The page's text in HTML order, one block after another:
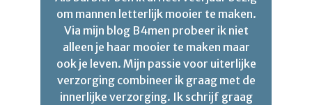
om mannen letterlijk mooier te maken.
Via mijn blog B4men probeer ik niet
alleen je haar mooier te maken maar
ook je leven. Mijn passie voor uiterlijke
verzorging combineer ik graag met de
innerlijke verzorging. Ik schrijf graag